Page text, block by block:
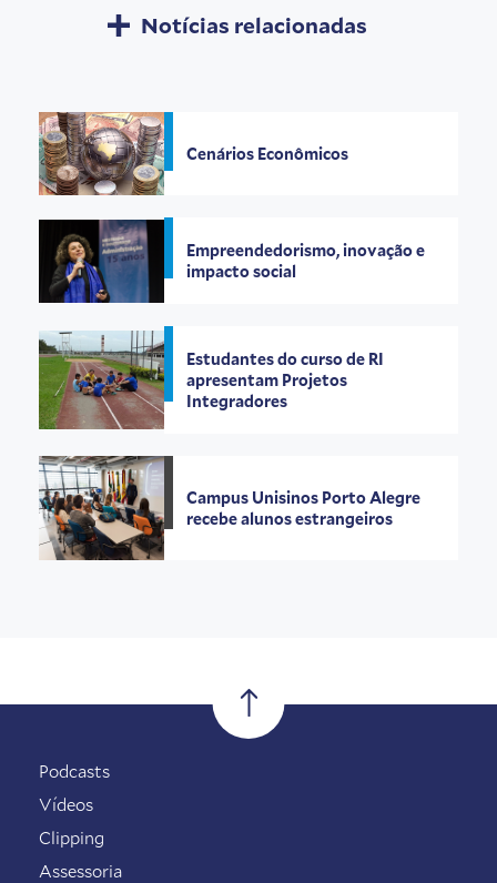
Notícias relacionadas
Cenários Econômicos
Empreendedorismo, inovação e
impacto social
Estudantes do curso de RI
apresentam Projetos
Integradores
Campus Unisinos Porto Alegre
recebe alunos estrangeiros
Podcasts
Vídeos
Clipping
Assessoria